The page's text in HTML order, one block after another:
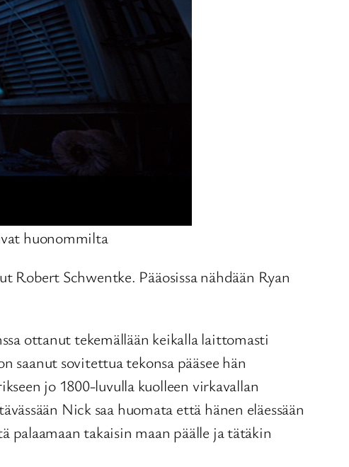
huonommilta
Schwentke. Pääosissa nähdään Ryan
ottanut tekemällään keikalla laittomasti
saanut sovitettua tekonsa pääsee hän
jo 1800-luvulla kuolleen virkavallan
Nick saa huomata että hänen eläessään
palaamaan takaisin maan päälle ja tätäkin